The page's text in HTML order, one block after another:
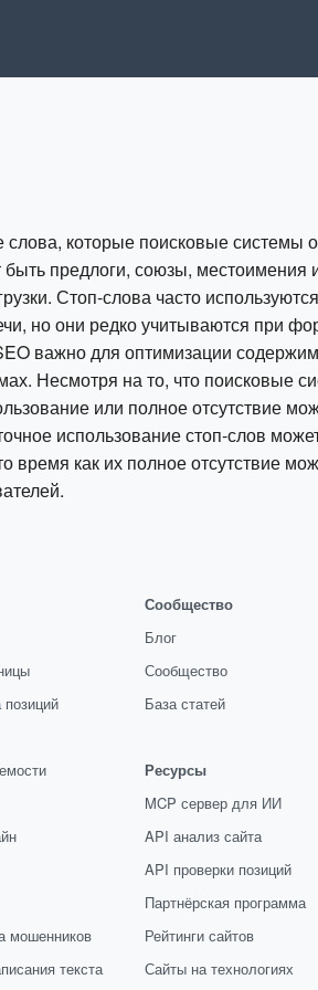
которые поисковые системы
предлоги, союзы, местоимения
Стоп-слова часто
но они редко учитываются при
важно для оптимизации
Несмотря на то, что поисковые
или полное отсутствие
использование стоп-слов
как их полное отсутствие
позиций
мошенников
текста
Сообщество
Блог
Сообщество
База статей
Ресурсы
MCP сервер для ИИ
API анализ сайта
API проверки позиций
Партнёрская программа
Рейтинги сайтов
Сайты на технологиях